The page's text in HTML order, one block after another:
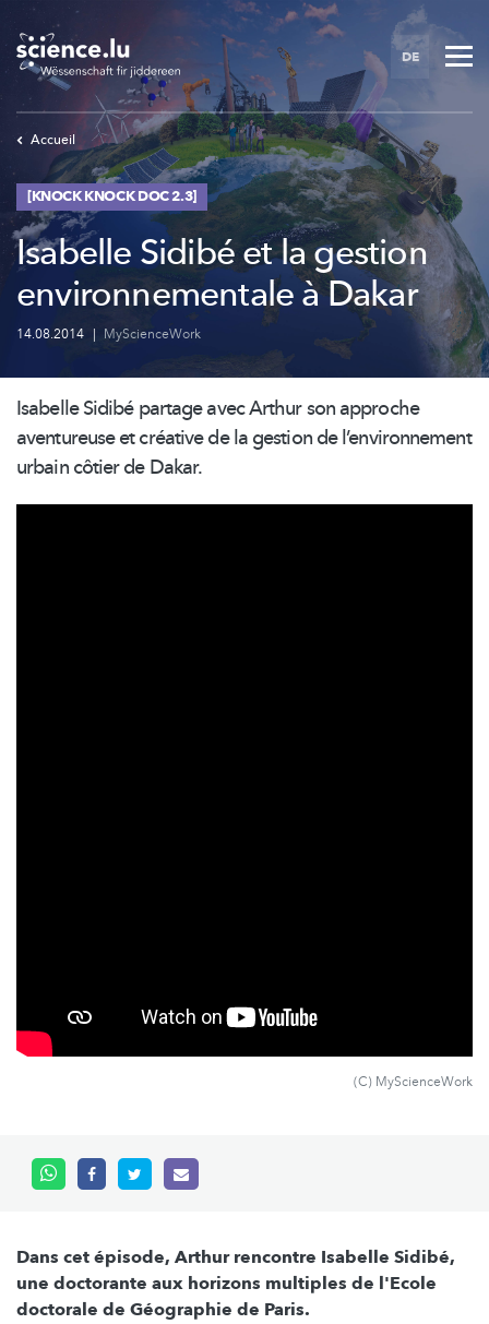
to
main
content
DE
Accueil
[KNOCK KNOCK DOC 2.3]
Isabelle Sidibé et la gestion
environnementale à Dakar
14.08.2014 | MyScienceWork
Isabelle Sidibé partage avec Arthur son approche
aventureuse et créative de la gestion del’environnement
urbain côtier de Dakar.
(C) MyScienceWork
Dans cet épisode, Arthur rencontre Isabelle Sidibé,
une doctorante aux horizons multiples de l'Ecole
doctorale de Géographie de Paris.